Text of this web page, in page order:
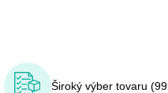
Široký výber tovaru